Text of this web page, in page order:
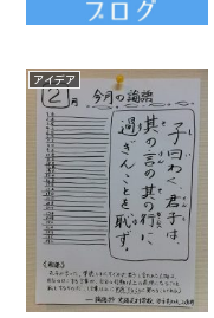
アイデア